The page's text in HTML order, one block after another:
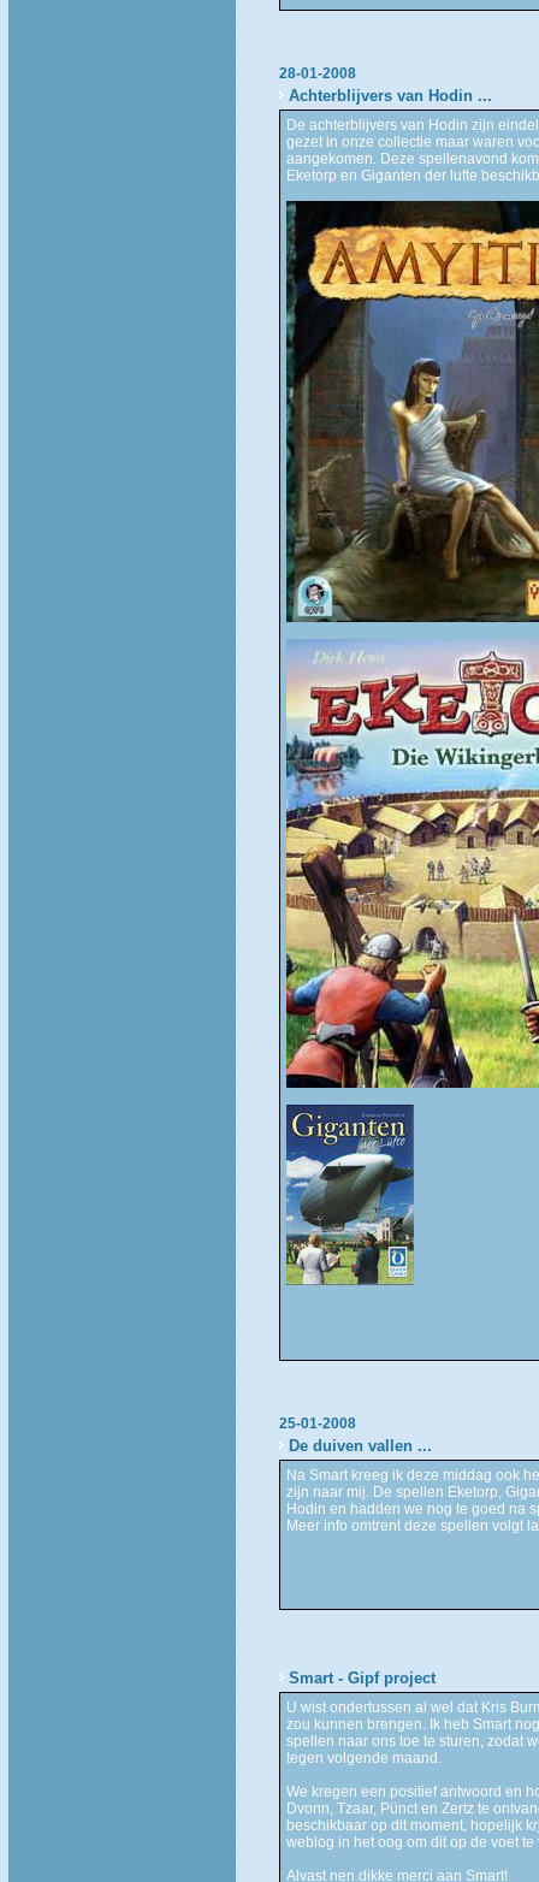
28-01-2008
Achterblijvers van Hodin ...
De achterblijvers van Hodin zijn
gezet in onze collectie maar waren
aangekomen. Deze spellenavond
Eketorp en Giganten der lufte
25-01-2008
De duiven vallen ...
Na Smart kreeg ik deze middag ook
zijn naar mij. De spellen Eketorp,
Hodin en hadden we nog te goed na
Meer info omtrent deze spellen volgt
Smart - Gipf project
U wist ondertussen al wel dat Kris
zou kunnen brengen. Ik heb Smart
spellen naar ons toe te sturen, zodat
tegen volgende maand.
We kregen een positief antwoord en
Dvonn, Tzaar, Pünct en Zertz te
beschikbaar op dit moment, hopelijk
weblog in het oog om dit op de voet te
Alvast nen dikke merci aan Smart!